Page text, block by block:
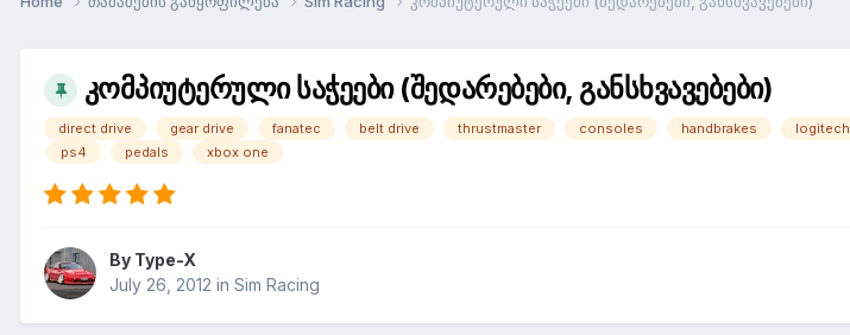
კომპიუტერული საჭეები (შედარებები, განსხვავებები)
direct drive gear drive fanatec belt drive thrustmaster consoles handbrakes logitech
ps4
pedals xbox one
By Type-X
July 26, 2012 in Sim Racing